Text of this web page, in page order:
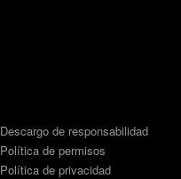
Descargo de responsabilidad
Política de permisos
Política de privacidad